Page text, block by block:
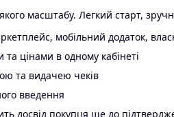
масштабу. Легкий старт,
мобільний додаток,
цінами в одному кабінеті
та видачею чеків
введення
досвід покупця ще до